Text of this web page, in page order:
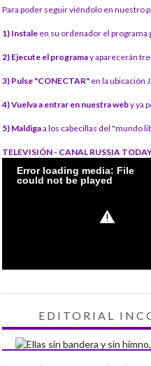
Para poder seguir viéndolo en nuestro
1) Instale en su ordenador el
2) Ejecute el programay aparecerán
3) Pulse "CONECTAR" en la ubicación
4) Vuelva a entrar en nuestra weby ya
5) Maldigaa los cabecillas del "mundo
TELEVISIÓN - CANAL RUSSIA
EDITORIAL